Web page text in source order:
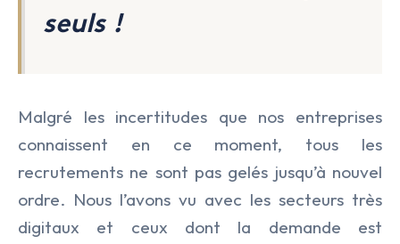
seuls !
Malgré les incertitudes que nos entreprises
connaissent en ce moment, tous les
recrutements ne sont pas gelés jusqu’à nouvel
ordre. Nous l’avons vu avec les secteurs très
digitaux et ceux dont la demande est